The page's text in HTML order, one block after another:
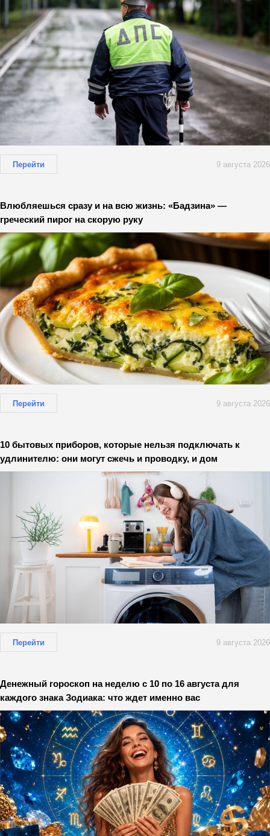
Перейти 9 августа 2026
Влюбляешься сразу и на всю жизнь: «Бадзина» —
греческий пирог на скорую руку
Перейти 9 августа 2026
10 бытовых приборов, которые нельзя подключать к
удлинителю: они могут сжечь и проводку, и дом
Перейти 9 августа 2026
Денежный гороскоп на неделю с 10 по 16 августа для
каждого знака Зодиака: что ждет именно вас